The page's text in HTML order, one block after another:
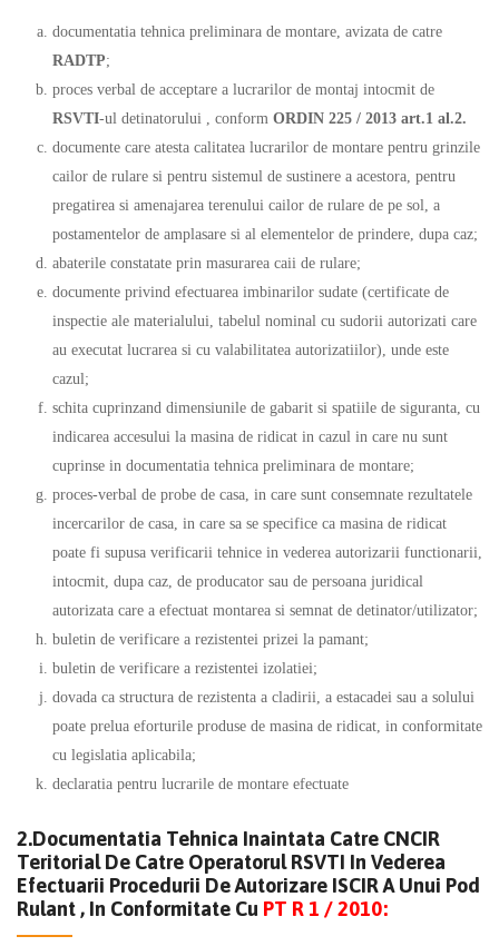
documentatia tehnica preliminara de montare, avizata de catre
RADTP;
proces verbal de acceptare a lucrarilor de montaj intocmit de
RSVTI-ul detinatorului , conform ORDIN 225 / 2013 art.1 al.2.
documente care atesta calitatea lucrarilor de montare pentru grinzile
cailor de rulare si pentru sistemul de sustinere a acestora, pentru
pregatirea si amenajarea terenului cailor de rulare de pe sol, a
postamentelor de amplasare si al elementelor de prindere, dupa caz;
abaterile constatate prin masurarea caii de rulare;
documente privind efectuarea imbinarilor sudate (certificate de
inspectie ale materialului, tabelul nominal cu sudorii autorizati care
au executat lucrarea si cu valabilitatea autorizatiilor), unde este
cazul;
schita cuprinzand dimensiunile de gabarit si spatiile de siguranta, cu
indicarea accesului la masina de ridicat in cazul in care nu sunt
cuprinse in documentatia tehnica preliminara de montare;
proces-verbal de probe de casa, in care sunt consemnate rezultatele
incercarilor de casa, in care sa se specifice ca masina de ridicat
poate fi supusa verificarii tehnice in vederea autorizarii functionarii,
intocmit, dupa caz, de producator sau de persoana juridical
autorizata care a efectuat montarea si semnat de detinator/utilizator;
buletin de verificare a rezistentei prizei la pamant;
buletin de verificare a rezistentei izolatiei;
dovada ca structura de rezistenta a cladirii, a estacadei sau a solului
poate prelua eforturile produse de masina de ridicat, in conformitate
cu legislatia aplicabila;
declaratia pentru lucrarile de montare efectuate
2.Documentatia Tehnica Inaintata Catre CNCIR
Teritorial De Catre Operatorul RSVTI In Vederea
Efectuarii Procedurii De Autorizare ISCIR A Unui Pod
Rulant , In Conformitate Cu PT R 1 / 2010: